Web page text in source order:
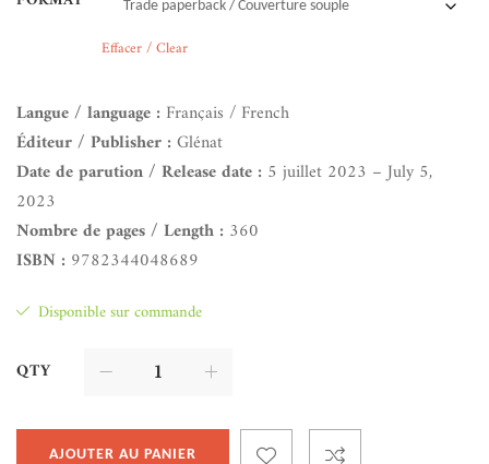
Effacer / Clear
Langue / language : Français / French
Éditeur / Publisher :Glénat
Date de parution / Release date : 5 juillet 2023 – July 5,
2023
Nombre de pages / Length : 360
ISBN : 9782344048689
Disponible sur commande
QTY
AJOUTER AU PANIER